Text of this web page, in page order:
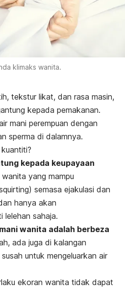
klimaks wanita.
tekstur likat, dan rasa masin,
kepada pemakanan.
mani perempuan dengan
sperma di dalamnya.
kepada keupayaan
wanita yang mampu
) semasa ejakulasi dan
hanya akan
lelehan sahaja.
wanita adalah berbeza
ada juga di kalangan
untuk mengeluarkan air
ekoran wanita tidak dapat